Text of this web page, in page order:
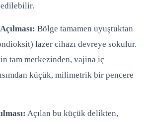
Bölge tamamen uyuştuktan
lazer cihazı devreye sokulur.
tam merkezinden, vajina iç
küçük, milimetrik bir pencere
Açılan bu küçük delikten,